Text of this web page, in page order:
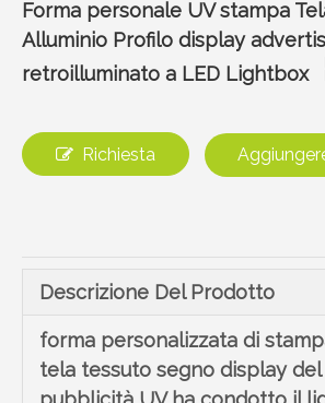
Forma personale UV stampa
Alluminio Profilo display
retroilluminato a LED Lightbox
Richiesta
Descrizione Del Prodotto
forma personalizzata di
tela tessuto segno display